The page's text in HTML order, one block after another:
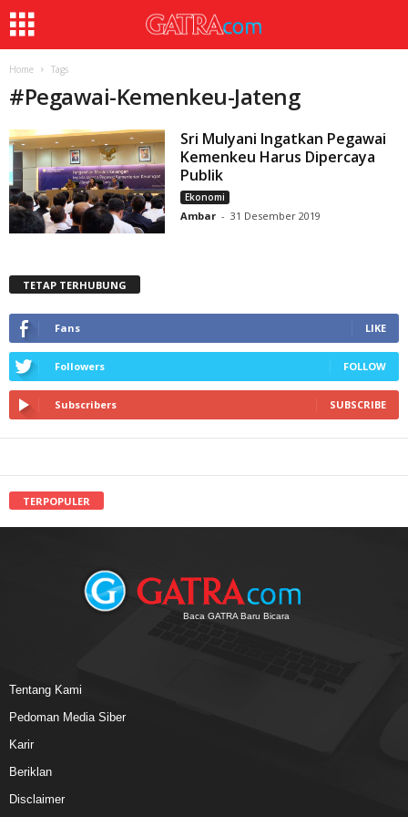
Home Tags
#Pegawai-Kemenkeu-Jateng
Sri Mulyani Ingatkan Pegawai
Kemenkeu Harus Dipercaya
Publik
Ekonomi
Ambar - 31 Desember 2019
TETAP TERHUBUNG
Fans LIKE
Followers FOLLOW
Subscribers SUBSCRIBE
TERPOPULER
Baca GATRA Baru Bicara
Tentang Kami
Pedoman Media Siber
Karir
Beriklan
Disclaimer